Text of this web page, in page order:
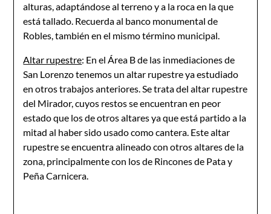
alturas, adaptándose al terreno y a la roca en la que
está tallado. Recuerda al banco monumental de
Robles, también en el mismo término municipal.
Altar rupestre: En el Área B de las inmediaciones de
San Lorenzo tenemos un altar rupestre ya estudiado
en otros trabajos anteriores. Se trata del altar rupestre
del Mirador, cuyos restos se encuentran en peor
estado que los de otros altares ya que está partido a la
mitad al haber sido usado como cantera. Este altar
rupestre se encuentra alineado con otros altares de la
zona, principalmente con los de Rincones de Pata y
Peña Carnicera.